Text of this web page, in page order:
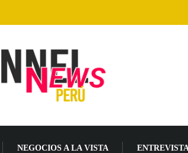
NEGOCIOS A LA VISTA ENTREVISTA